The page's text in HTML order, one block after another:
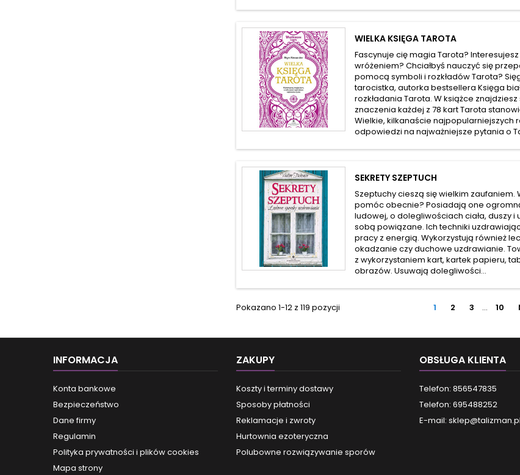
WIELKA KSIĘGA TAROTA
Fascynuje cię magia Tarota?
wróżeniem? Chciałbyś nauczyć się
pomocą symboli i rozkładów Tarota?
tarocistka, autorka bestsellera Księga
rozkładania Tarota. W książce
znaczenia każdej z 78 kart Tarota
Wielkie, kilkanaście najpopularniejszych
odpowiedzi na najważniejsze pytania o
SEKRETY SZEPTUCH
Szeptuchy cieszą się wielkim zaufaniem.
pomóc obecnie? Posiadają one
ludowej, o dolegliwościach ciała, duszy i
sobą powiązane. Ich techniki
pracy z energią. Wykorzystują również
okadzanie czy duchowe uzdrawianie.
z wykorzystaniem kart, kartek papieru,
obrazów. Usuwają dolegliwości...
Pokazano 1-12 z 119 pozycji 1 2 3 … 10
INFORMACJA
Konta bankowe
Bezpieczeństwo
Dane firmy
Regulamin
Polityka prywatności i plików cookies
Mapa strony
ZAKUPY
Koszty i terminy dostawy
Sposoby płatności
Reklamacje i zwroty
Hurtownia ezoteryczna
Polubowne rozwiązywanie sporów
OBSŁUGA KLIENTA
Telefon: 856547835
Telefon: 695488252
E-mail: sklep@talizman.pl